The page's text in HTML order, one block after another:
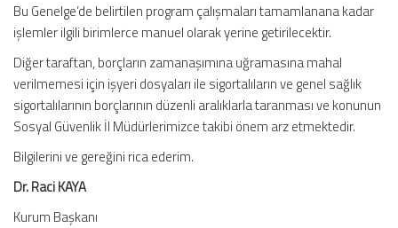
Bu Genelge’de belirtilen program çalışmaları tamamlanana kadar
işlemler ilgili birimlerce manuel olarak yerine getirilecektir.
Diğer taraftan, borçların zamanaşımına uğramasına mahal
verilmemesi için işyeri dosyaları ile sigortalıların ve genel sağlık
sigortalılarının borçlarının düzenli aralıklarla taranması ve konunun
Sosyal Güvenlik İl Müdürlerimizce takibi önem arz etmektedir.
Bilgilerini ve gereğini rica ederim.
Dr. Raci KAYA
Kurum Başkanı